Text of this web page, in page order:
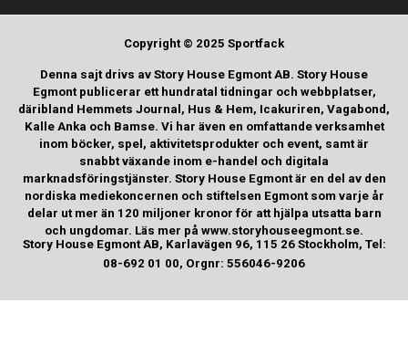
Copyright © 2025 Sportfack
Denna sajt drivs av Story House Egmont AB. Story House
Egmont publicerar ett hundratal tidningar och webbplatser,
däribland Hemmets Journal, Hus & Hem, Icakuriren, Vagabond,
Kalle Anka och Bamse. Vi har även en omfattande verksamhet
inom böcker, spel, aktivitetsprodukter och event, samt är
snabbt växande inom e-handel och digitala
marknadsföringstjänster. Story House Egmont är en del av den
nordiska mediekoncernen och stiftelsen Egmont som varje år
delar ut mer än 120 miljoner kronor för att hjälpa utsatta barn
och ungdomar. Läs mer på www.storyhouseegmont.se.
Story House Egmont AB, Karlavägen 96, 115 26 Stockholm, Tel:
08-692 01 00, Orgnr: 556046-9206